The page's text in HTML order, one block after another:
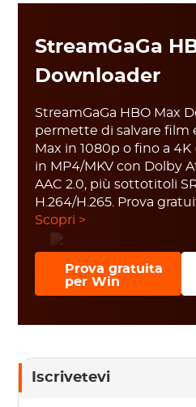
StreamGaGa
Downloader
StreamGaGa HBO Max
permette di salvare film
Max in 1080p o fino a
in MP4/MKV con Dolby
AAC 2.0, più sottotitoli
H.264/H.265. Prova
Scopri >
Prova gratuita
per Win
Iscrivetevi